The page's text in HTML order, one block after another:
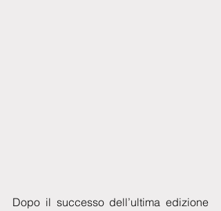
Dopo il successo dell’ultima edizione